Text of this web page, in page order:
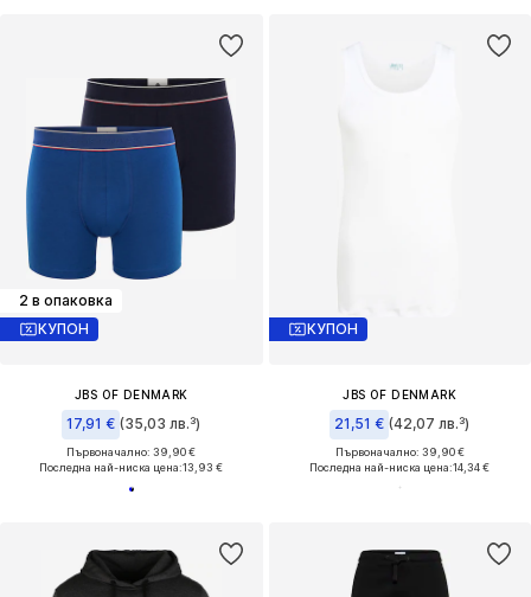
2 в опаковка
КУПОН
JBS OF DENMARK
17,91 € (35,03 лв.³)
Първоначално: 39,90 €
Последна най-ниска цена:13,93 €
КУПОН
JBS OF DENMARK
21,51 € (42,07 лв.³)
Първоначално: 39,90 €
Последна най-ниска цена:14,34 €